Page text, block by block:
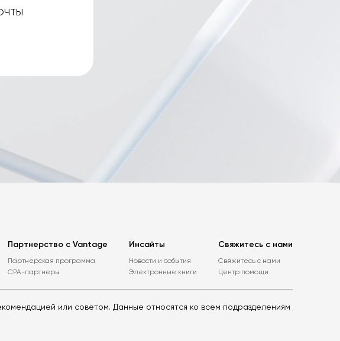
Партнерство с Vantage
Партнерская программа
CPA-партнеры
Инсайты
Новости и события
Электронные книги
Свяжитесь с нами
Свяжитесь с нами
Центр помощи
или советом. Данные относятся ко всем подразделениям